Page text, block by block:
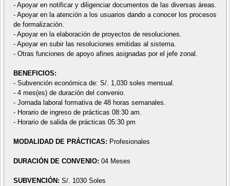
- Apoyar en notificar y diligenciar documentos de las diversas áreas.
- Apoyar en la atención a los usuarios dando a conocer los procesos
de formalización.
- Apoyar en la elaboración de proyectos de resoluciones.
- Apoyar en subir las resoluciones emitidas al sistema.
- Otras funciones de apoyo afines asignadas por el jefe zonal.
BENEFICIOS:
- Subvención económica de: S/. 1,030 soles mensual.
- 4 mes(es) de duración del convenio.
- Jornada laboral formativa de 48 horas semanales.
- Horario de ingreso de prácticas 08:30 am.
- Horario de salida de prácticas 05:30 pm
MODALIDAD DE PRÁCTICAS: Profesionales
DURACIÓN DE CONVENIO: 04 Meses
SUBVENCIÓN: S/. 1030 Soles